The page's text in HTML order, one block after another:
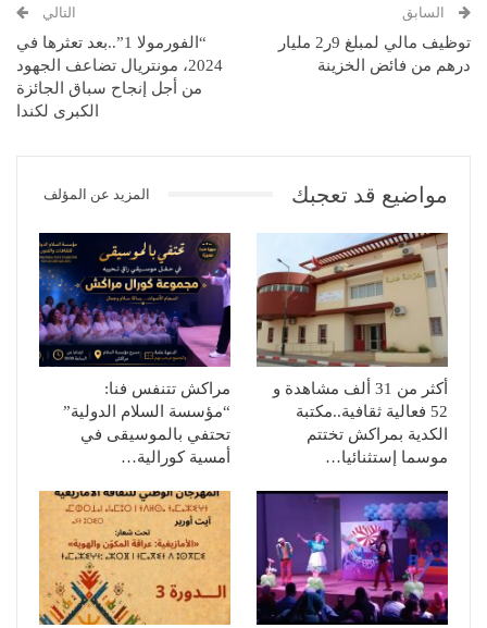
السابق
توظيف مالي لمبلغ 9ر2 مليار
درهم من فائض الخزينة
التالي
“الفورمولا 1”..بعد تعثرها في
2024، مونتريال تضاعف الجهود
من أجل إنجاح سباق الجائزة
الكبرى لكندا
مواضيع قد تعجبك المزيد عن المؤلف
أكثر من 31 ألف مشاهدة و
52 فعالية ثقافية..مكتبة
الكدية بمراكش تختتم
موسما إستثنائيا…
مراكش تتنفس فنا:
“مؤسسة السلام الدولية”
تحتفي بالموسيقى في
أمسية كورالية…